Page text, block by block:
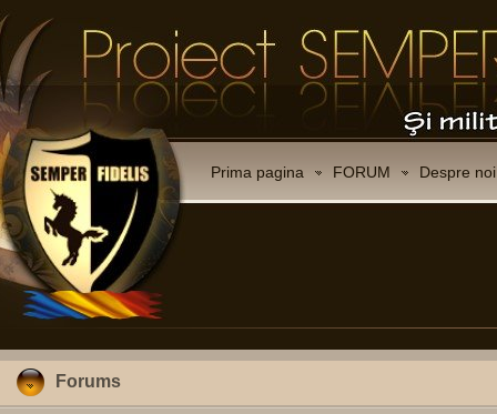
Prima pagina FORUM Despre noi
Forums